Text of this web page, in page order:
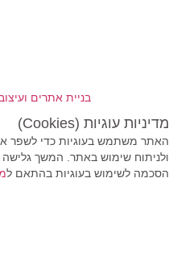
בניית אתרים ועיצוב
מדיניות עוגיות (Cookies)
האתר משתמש בעוגיות כדי לשפר את
ולניתוח שימוש באתר. המשך גלישה
הסכמה לשימוש בעוגיות בהתאם ל